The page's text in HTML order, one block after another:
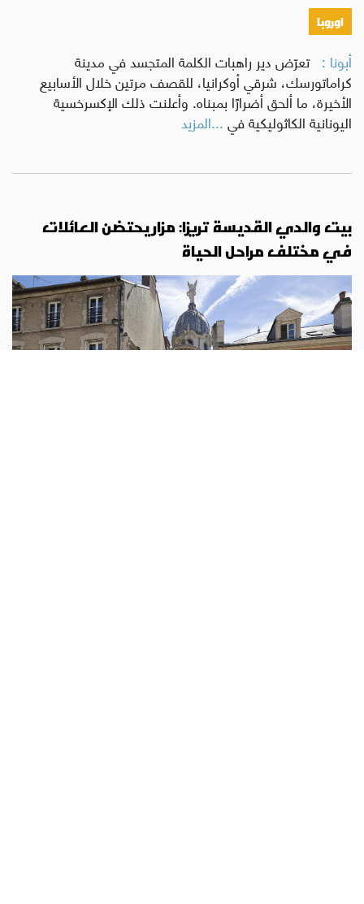
اوروبا
أبونا : تعرّض دير راهبات الكلمة المتجسد في مدينة
كراماتورسك، شرقي أوكرانيا، للقصف مرتين خلال الأسابيع
الأخيرة، ما ألحق أضرارًا بمبناه. وأعلنت ذلك الإكسرخسية
اليونانية الكاثوليكية في...المزيد
بيت والدي القديسة تريزا: مزار يحتضن العائلات
في مختلف مراحل الحياة